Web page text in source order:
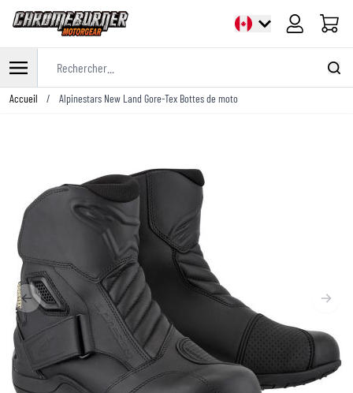
Panier
Allez au contenu
Accueil / Alpinestars New Land Gore-Tex Bottes de moto